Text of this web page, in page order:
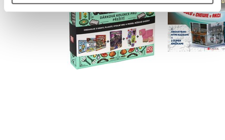
Do košíku
479 Kč